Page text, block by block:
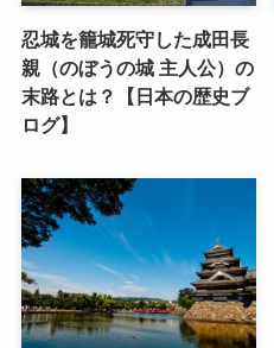
忍城を籠城死守した成田長
親（のぼうの城 主人公）の
末路とは？【日本の歴史ブ
ログ】